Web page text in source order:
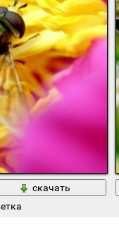
скачать